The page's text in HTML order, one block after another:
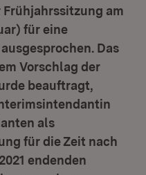
am
für eine
Das
Vorschlag der
beauftragt,
als
für die Zeit nach
endenden